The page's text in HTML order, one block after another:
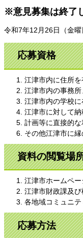
※意見募集は終了
令和7年12月26日（金曜
応募資格
江津市内に住所を
江津市内の事務
江津市内の学校に
江津市に対して
計画等に直接的
その他江津市に縁
資料の閲覧場
江津市ホームペー
江津市財政課及
各地域コミュニ
応募方法